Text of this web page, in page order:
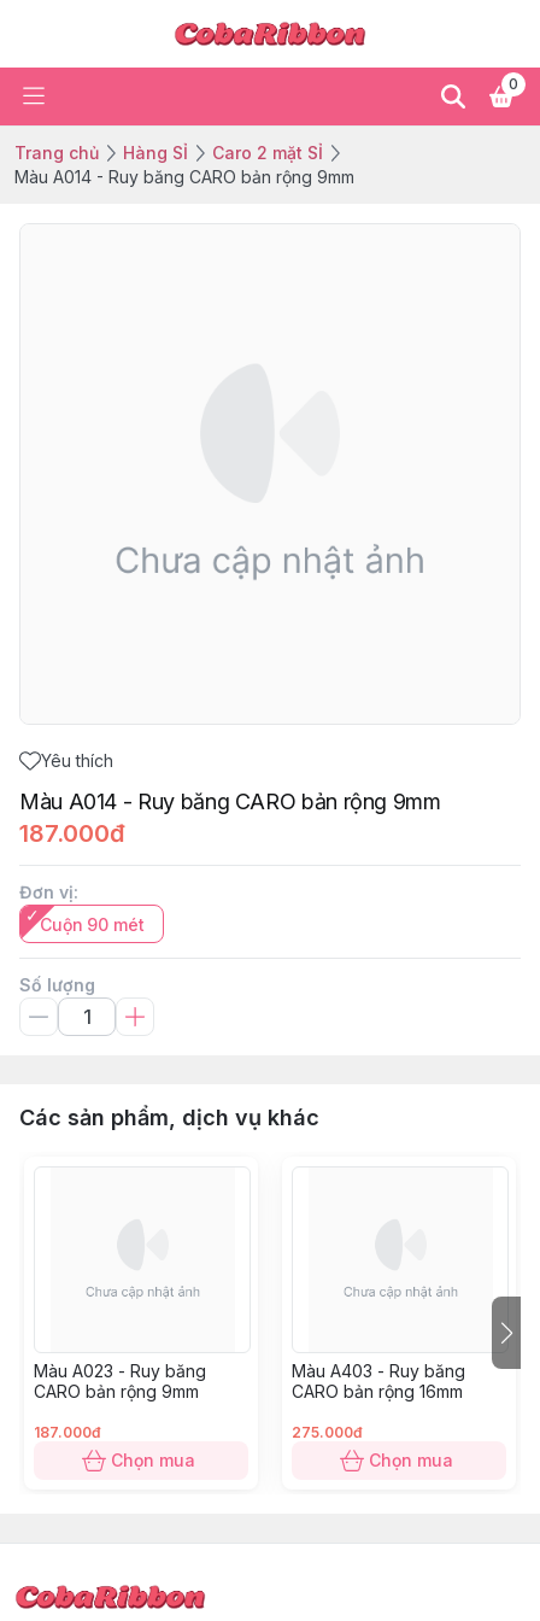
0
Trang chủ Hàng SỈ
Caro 2 mặt SỈ
Màu A014 - Ruy băng CARO bản rộng 9mm
Yêu thích
Màu A014 - Ruy băng CARO bản rộng 9mm
187.000đ
Đơn vị:
Cuộn 90 mét
Số lượng
Các sản phẩm, dịch vụ khác
Màu A023 - Ruy băng
CARO bản rộng 9mm
187.000đ
Chọn mua
Màu A403 - Ruy băng
CARO bản rộng 16mm
275.000đ
Chọn mua